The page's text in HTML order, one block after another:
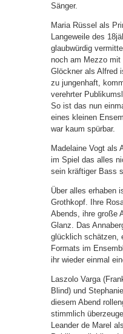
Sänger.
Maria Rüssel als
Langeweile des
glaubwürdig
noch am Mezzo mit
Glöckner als Alfred
zu jungenhaft,
verehrter
So ist das nun
eines kleinen
war kaum spürbar.
Madelaine Vogt als
im Spiel das alles
sein kräftiger Bass
Über alles erhaben
Grothkopf. Ihre
Abends, ihre große
Glanz. Das
glücklich schätzen,
Formats im
ihr wieder einmal
Laszolo Varga
Blind) und
diesem Abend
stimmlich
Leander de Marel